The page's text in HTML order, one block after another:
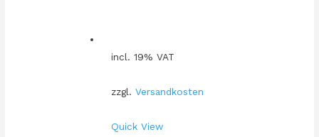
incl. 19% VAT
zzgl. Versandkosten
Quick View